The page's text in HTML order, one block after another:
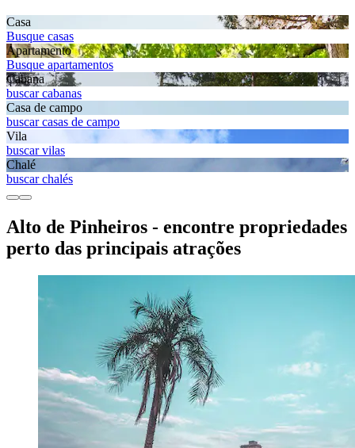
Casa
Busque casas
Apartamento
Busque apartamentos
Cabana
buscar cabanas
Casa de campo
buscar casas de campo
Vila
buscar vilas
Chalé
buscar chalés
Alto de Pinheiros - encontre propriedades
perto das principais atrações